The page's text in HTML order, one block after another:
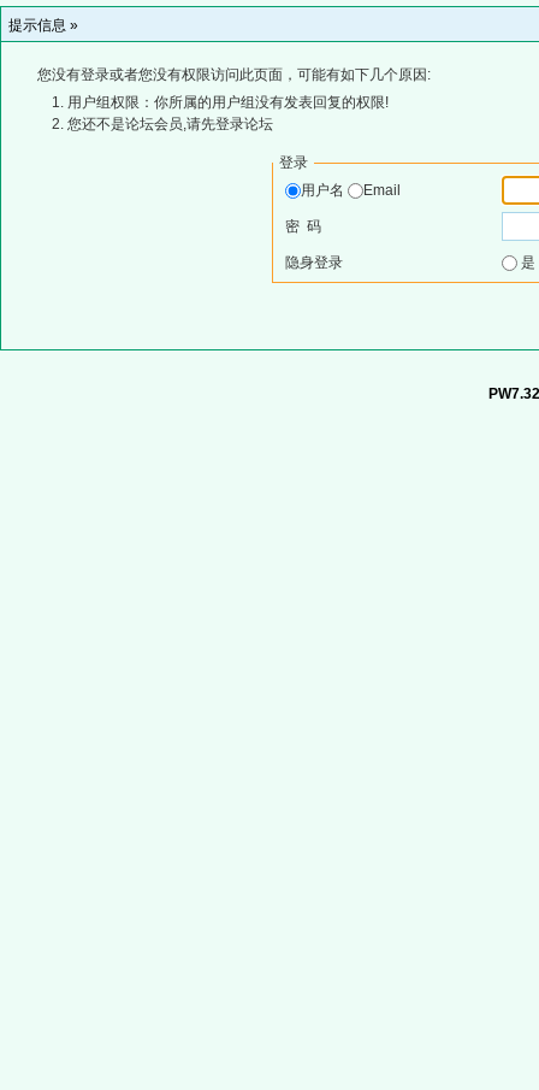
提示信息 »
您没有登录或者您没有权限访问此页面，可能有如下几个原因:
用户组权限：你所属的用户组没有发表回复的权限!
您还不是论坛会员,请先登录论坛
登录
用户名
Email
密 码
隐身登录